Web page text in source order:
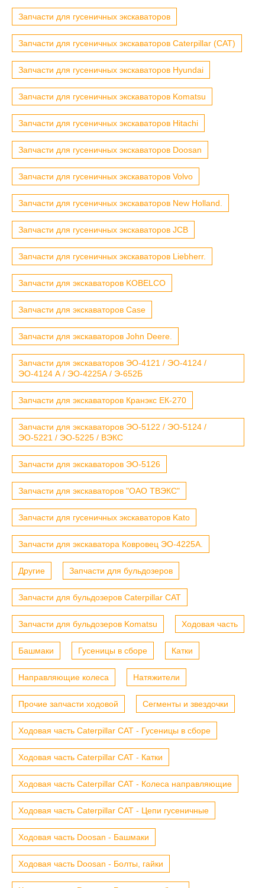
Запчасти для гусеничных экскаваторов
Запчасти для гусеничных экскаваторов Caterpillar (CAT)
Запчасти для гусеничных экскаваторов Hyundai
Запчасти для гусеничных экскаваторов Komatsu
Запчасти для гусеничных экскаваторов Hitachi
Запчасти для гусеничных экскаваторов Doosan
Запчасти для гусеничных экскаваторов Volvo
Запчасти для гусеничных экскаваторов New Holland.
Запчасти для гусеничных экскаваторов JCB
Запчасти для гусеничных экскаваторов Liebherr.
Запчасти для экскаваторов KOBELCO
Запчасти для экскаваторов Case
Запчасти для экскаваторов John Deere.
Запчасти для экскаваторов ЭО-4121 / ЭО-4124 /
ЭО-4124 А / ЭО-4225А / Э-652Б
Запчасти для экскаваторов Кранэкс ЕК-270
Запчасти для экскаваторов ЭО-5122 / ЭО-5124 /
ЭО-5221 / ЭО-5225 / ВЭКС
Запчасти для экскаваторов ЭО-5126
Запчасти для экскаваторов "ОАО ТВЭКС"
Запчасти для гусеничных экскаваторов Kato
Запчасти для экскаватора Ковровец ЭО-4225А.
Другие Запчасти для бульдозеров
Запчасти для бульдозеров Caterpillar CAT
Запчасти для бульдозеров Komatsu Ходовая часть
Башмаки Гусеницы в сборе Катки
Направляющие колеса Натяжители
Прочие запчасти ходовой Сегменты и звездочки
Ходовая часть Caterpillar CAT - Гусеницы в сборе
Ходовая часть Caterpillar CAT - Катки
Ходовая часть Caterpillar CAT - Колеса направляющие
Ходовая часть Caterpillar CAT - Цепи гусеничные
Ходовая часть Doosan - Башмаки
Ходовая часть Doosan - Болты, гайки